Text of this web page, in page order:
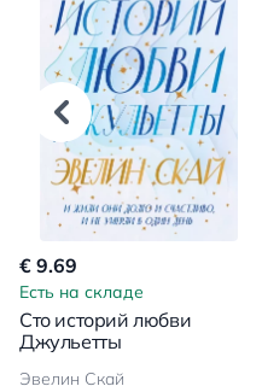
€ 9.69
Есть на складе
Сто историй любви
Джульетты
Эвелин Скай